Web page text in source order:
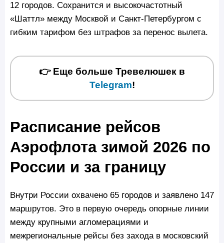
12 городов. Сохранится и высокочастотный
«Шаттл» между Москвой и Санкт-Петербургом с
гибким тарифом без штрафов за перенос вылета.
👉 Еще больше Тревелюшек в
Telegram!
Расписание рейсов
Аэрофлота зимой 2026 по
России и за границу
Внутри России охвачено 65 городов и заявлено 147
маршрутов. Это в первую очередь опорные линии
между крупными агломерациями и
межрегиональные рейсы без захода в московский